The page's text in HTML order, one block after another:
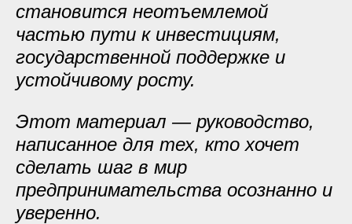
становится неотъемлемой
частью пути к инвестициям,
государственной поддержке и
устойчивому росту.
Этот материал — руководство,
написанное для тех, кто хочет
сделать шаг в мир
предпринимательства осознанно и
уверенно.